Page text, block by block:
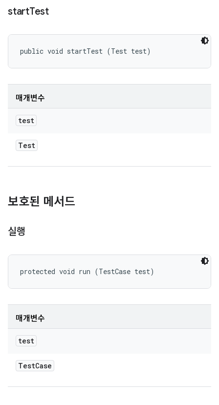
startTest
public void startTest (Test test)
매개변수
test
Test
보호된 메서드
실행
protected void run (TestCase test)
매개변수
test
TestCase